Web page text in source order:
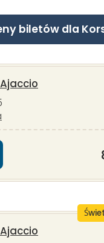
biletów dla
Ajaccio
Ajaccio